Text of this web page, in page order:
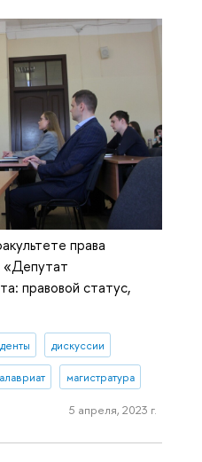
права
«Депутат
правовой статус,
дискуссии
магистратура
5 апреля, 2023 г.